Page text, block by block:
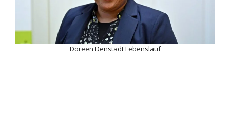
Doreen Denstädt Lebenslauf